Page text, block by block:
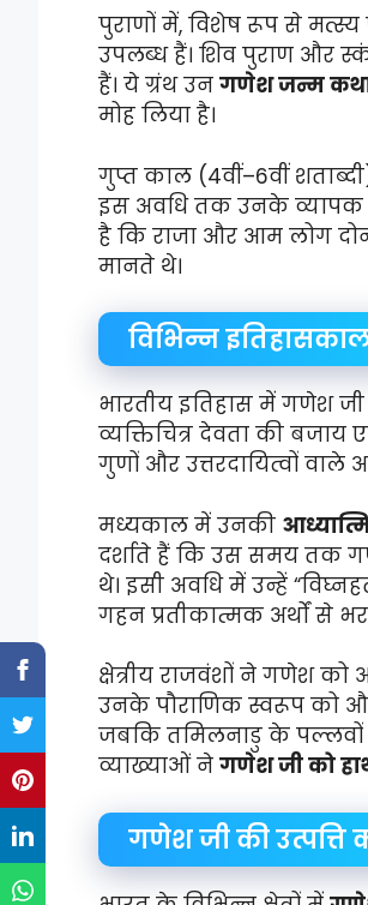
पुराणों में, विशेष रूप से मत्स्य
उपलब्ध हैं। शिव पुराण और
हैं। ये ग्रंथ उन गणेश जन्म
मोह लिया है।
गुप्त काल (4वीं–6वीं
इस अवधि तक उनके व्यापक
है कि राजा और आम लोग
मानते थे।
विभिन्न
भारतीय इतिहास में गणेश
व्यक्तिचित्र देवता की
गुणों और उत्तरदायित्वों
मध्यकाल में उनकी
दर्शाते हैं कि उस समय तक
थे। इसी अवधि में उन्हें
गहन प्रतीकात्मक अर्थों से भर
क्षेत्रीय राजवंशों ने गणेश
उनके पौराणिक स्वरूप को
जबकि तमिलनाडु के पल्लवों
व्याख्याओं ने गणेश जी को
गणेश जी की उत्पत्ति